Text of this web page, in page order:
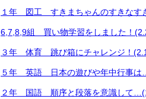
１年 図工 すきまちゃんのすきなす
6,7,8,9組 買い物学習をしました！
３年 体育 跳び箱にチャレンジ！
５年 英語 日本の遊びや年中行事は
２年 国語 順序と段落を意識して